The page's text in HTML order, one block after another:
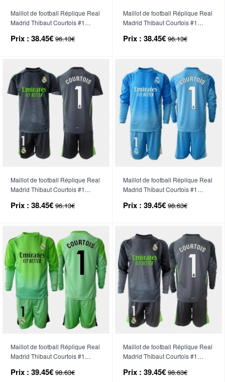
Maillot de football Réplique Real
Madrid Thibaut Courtois #1
2025-26 Manche Courte (+
Prix : 38.45€ 96.13€
Maillot de football Réplique Real
Madrid Thibaut Courtois #1
2025-26 Manche Courte (+
Prix : 38.45€ 96.13€
Maillot de football Réplique Real
Madrid Thibaut Courtois #1
2025-26 Manche Courte (+
Prix : 38.45€ 96.13€
Maillot de football Réplique Real
Madrid Thibaut Courtois #1
2025-26 Manche Longue (+
Prix : 39.45€ 98.63€
Maillot de football Réplique Real
Madrid Thibaut Courtois #1
2025-26 Manche Longue (+
Prix : 39.45€ 98.63€
Maillot de football Réplique Real
Madrid Thibaut Courtois #1
2025-26 Manche Longue (+
Prix : 39.45€ 98.63€